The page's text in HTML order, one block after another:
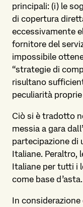
principali: (i) le
di copertura
eccessivamente
fornitore del
impossibile
“strategie di
risultano
peculiarità
Ciò si è tradotto
messia a gara
partecipazione di
Italiane. Peraltro,
Italiane per tutti i
come base d’asta.
In